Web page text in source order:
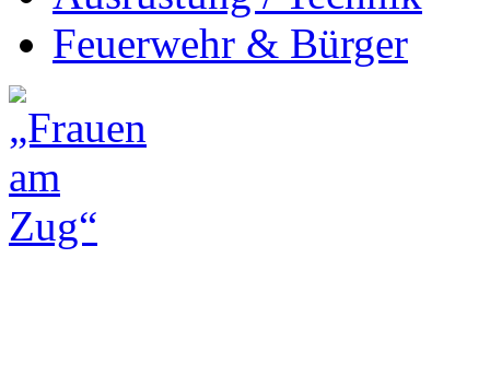
Feuerwehr & Bürger